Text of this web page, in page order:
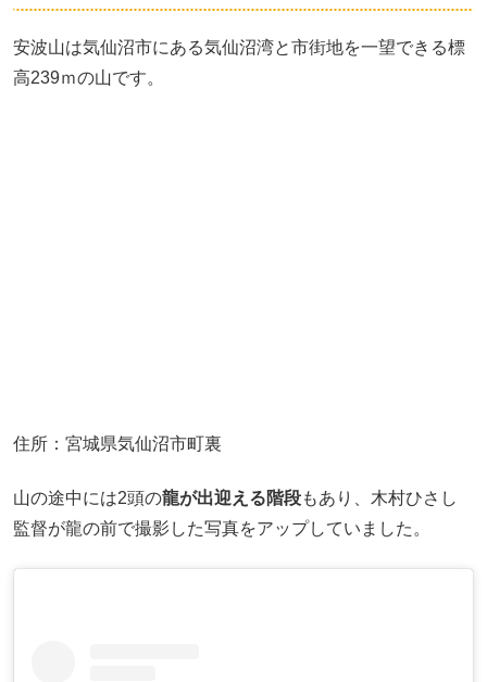
安波山は気仙沼市にある気仙沼湾と市街地を一望できる標
高239ｍの山です。
住所：宮城県気仙沼市町裏
山の途中には2頭の龍が出迎える階段もあり、木村ひさし
監督が龍の前で撮影した写真をアップしていました。